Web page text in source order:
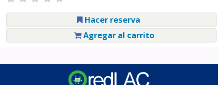
Hacer reserva
Agregar al carrito